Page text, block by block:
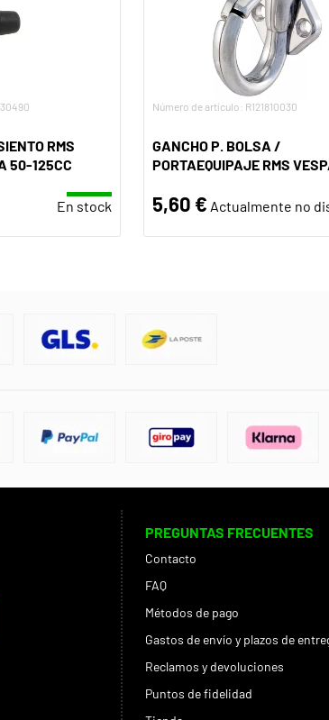
RMS
50-125CC
En stock
Número de artículo: R121810030
GANCHO P. BOLSA /
PORTAEQUIPAJE RMS
5,60 € Actualmente no
PREGUNTAS FRECUENTES
Contacto
FAQ
Métodos de pago
Gastos de envío y plazos de
Reclamos y devoluciones
Puntos de fidelidad